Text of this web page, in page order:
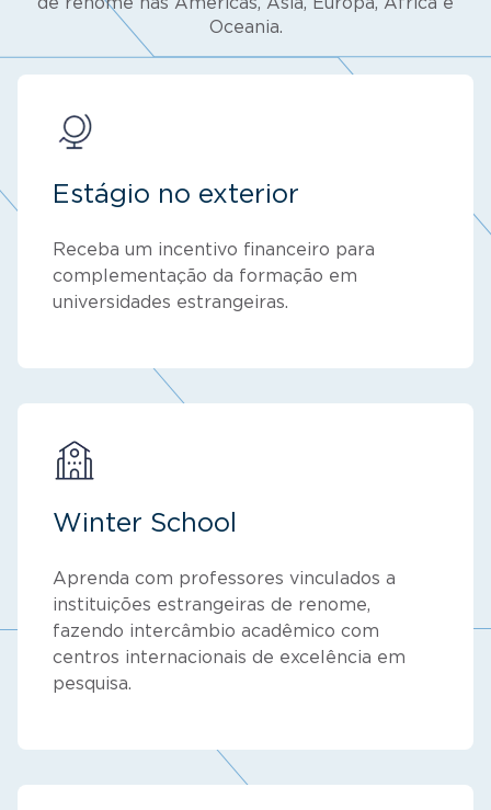
Oceania.
Estágio no exterior
Receba um incentivo financeiro para
complementação da formação em
universidades estrangeiras.
Winter School
Aprenda com professores vinculados a
instituições estrangeiras de renome,
fazendo intercâmbio acadêmico com
centros internacionais de excelência em
pesquisa.